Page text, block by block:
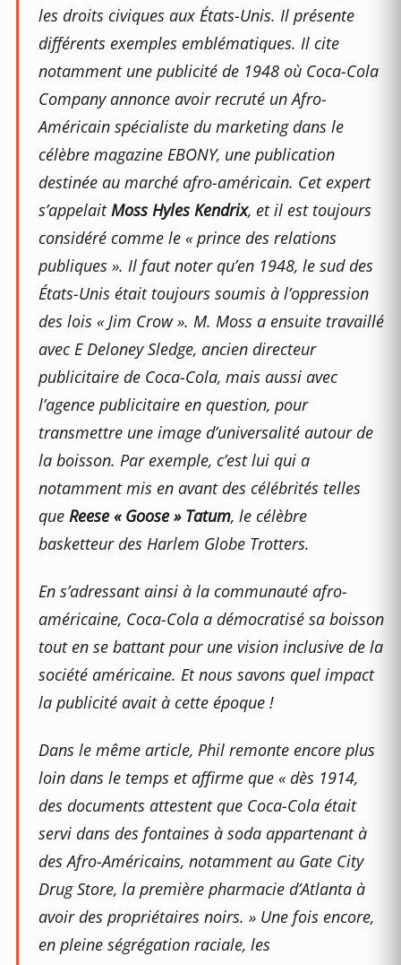
les droits civiques aux États-Unis. Il présente
différents exemples emblématiques. Il cite
notamment une publicité de 1948 où Coca-Cola
Company annonce avoir recruté un Afro-
Américain spécialiste du marketing dans le
célèbre magazine EBONY, une publication
destinée au marché afro-américain. Cet expert
s’appelaitMoss Hyles Kendrix, et il est toujours
considéré comme le « prince des relations
publiques ». Il faut noter qu’en 1948, le sud des
États-Unis était toujours soumis à l’oppression
des lois « Jim Crow ». M. Moss a ensuite travaillé
avec E Deloney Sledge, ancien directeur
publicitaire de Coca-Cola, mais aussi avec
l’agence publicitaire en question, pour
transmettre une image d’universalité autour de
la boisson. Par exemple, c’est lui qui a
notamment mis en avant des célébrités telles
que Reese « Goose » Tatum, le célèbre
basketteur des Harlem Globe Trotters.
En s’adressant ainsi à la communauté afro-
américaine, Coca-Cola a démocratisé sa boisson
tout en se battant pour une vision inclusive de la
société américaine. Et nous savons quel impact
la publicité avait à cette époque !
Dans le même article, Phil remonte encore plus
loin dans le temps et affirme que « dès 1914,
des documents attestent que Coca-Cola était
servi dans des fontaines à soda appartenant à
des Afro-Américains, notamment au Gate City
Drug Store, la première pharmacie d’Atlanta à
avoir des propriétaires noirs. » Une fois encore,
en pleine ségrégation raciale, les